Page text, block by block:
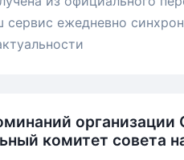
ежедневно
комитет совета